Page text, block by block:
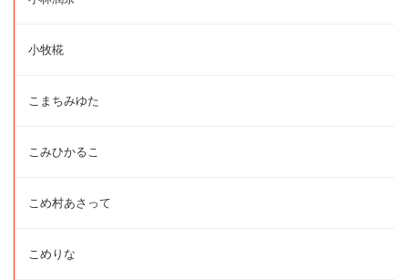
小牧椛
こまちみゆた
こみひかるこ
こめ村あさって
こめりな